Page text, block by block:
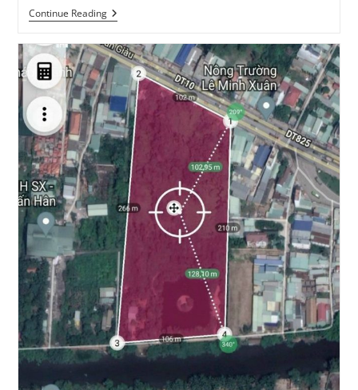
Continue ReadingCity
Gate